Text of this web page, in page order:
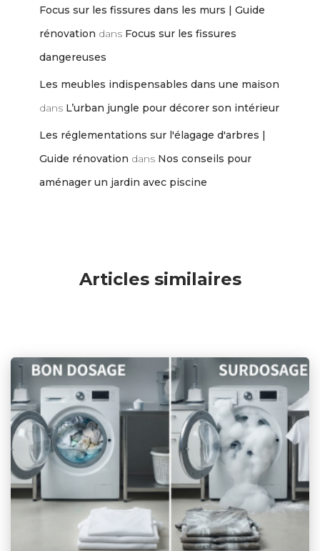
Focus sur les fissures dans les murs | Guide
rénovation dans Focus sur les fissures
dangereuses
Les meubles indispensables dans une maison
dans L’urban jungle pour décorer son intérieur
Les réglementations sur l'élagage d'arbres |
Guide rénovation dans Nos conseils pour
aménager un jardin avec piscine
Articles similaires